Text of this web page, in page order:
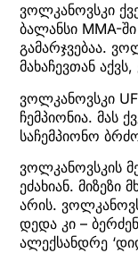
ვოლკანოვსკი
ბალანსი MMA-
გამარჯვებაა.
მახაჩევთან
ვოლკანოვსკი
ჩემპიონია. მას
საჩემპიონო
ვოლკანოვსკის
ეძახიან.
არის.
დედა კი –
ალექსანდრე